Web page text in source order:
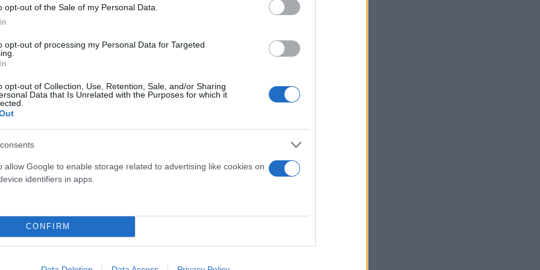
opt-out of the Sale of my Personal Data.
opt-out of processing my Personal Data for Targeted
opt-out of Collection, Use, Retention, Sale, and/or Sharing
Data that Is Unrelated with the Purposes for which it
allow Google to enable storage related to advertising like cookies on
identifiers in apps.
CONFIRM
δεν θα υπάρξουν αντιδράσεις», τόνιζε στον
επίθεση Κυρανάκη, προκάλεσε εντύπωση, κυρίως διότι,
μια μακρά προεκλογική περίοδο με έντονα τα
«Κατά τα άλλα Μητσοτάκης ή χάος», σημείωνε με